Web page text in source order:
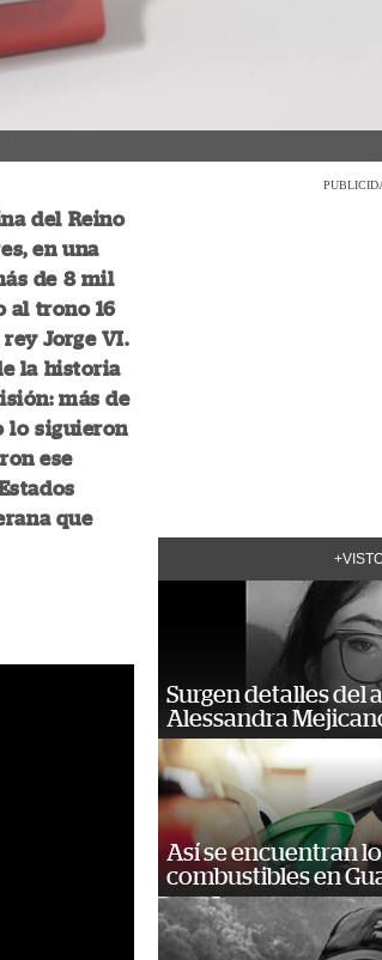
del Reino
en una
de 8 mil
al trono 16
Jorge VI.
la historia
más de
lo siguieron
ese
que
Surgen detalles del
Alessandra
Así se encuentran
combustibles en